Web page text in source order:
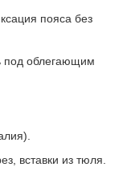
пояса без
под облегающим
вставки из тюля.